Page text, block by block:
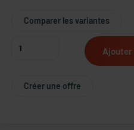
Comparer les variantes
Ajouter
Créer une offre